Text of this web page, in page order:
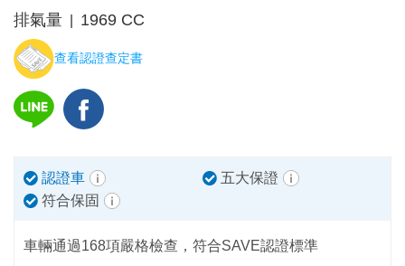
排氣量
1969 CC
查看認證查定書
認證車
五大保證
符合保固
車輛通過168項嚴格檢查，符合SAVE認證標準